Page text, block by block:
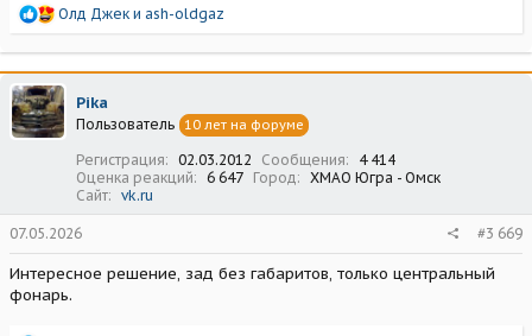
Р
а
к
ц
и
и
Олд Джек и ash-oldgaz
Pika
Пользователь 10 лет на форуме
Регистрация 02.03.2012 Сообщения
4 414
Оценка реакций
6 647 Город
ХМАО Югра - Омск
Сайт
vk.ru
07.05.2026 #3 669
Интересное решение, зад без габаритов, только центральный
фонарь.